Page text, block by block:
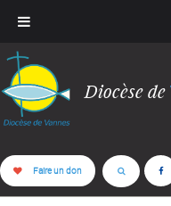
Diocèse de
Faire un don